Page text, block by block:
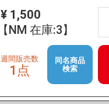
¥ 1,500
【NM 在庫:3】
週間販売数
1点
同名商品
検索